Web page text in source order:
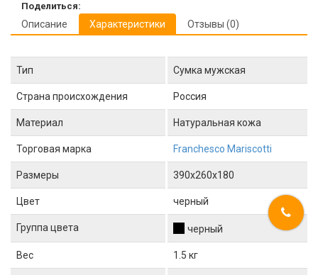
Поделиться:
Описание Характеристики Отзывы (0)
Тип Сумка мужская
Страна происхождения Россия
Материал Натуральная кожа
Торговая марка Franchesco Mariscotti
Размеры 390x260x180
Цвет черный
Группа цвета черный
Вес 1.5 кг